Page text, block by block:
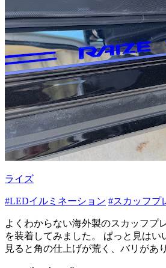
ライズ
#LEDイルミネーション #スカッフプ
よくわからない海外製のスカッフプ
を装着してみました。 ぱっと見はい
見ると角の仕上げが荒く、バリがあ